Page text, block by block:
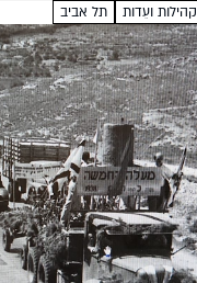
קהילות ועֵדות תל אביב